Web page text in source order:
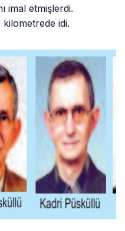
imal etmişlerdi.
idi.